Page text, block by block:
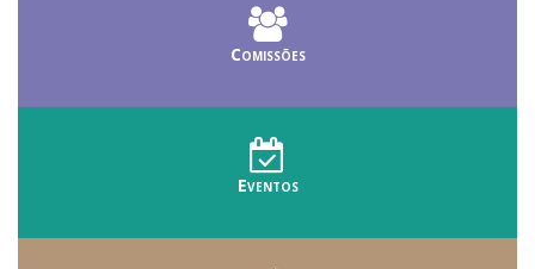
Comissões
Eventos